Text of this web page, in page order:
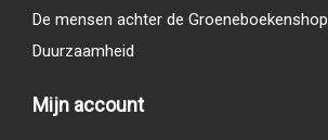
De mensen achter de Groeneboekenshop
Duurzaamheid
Mijn account